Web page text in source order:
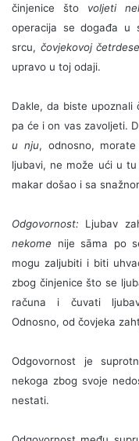
činjenice što voljeti
operacija se događa u
srcu, čovjekovoj
upravo u toj odaji.
Dakle, da biste upoznali
pa će i on vas zavoljeti.
u nju, odnosno,
ljubavi, ne može ući u
makar došao i sa
Odgovornost: Ljubav
nekome nije sāma po
mogu zaljubiti i biti
zbog činjenice što se
računa i čuvati
Odnosno, od čovjeka
Odgovornost je
nekoga zbog svoje
nestati.